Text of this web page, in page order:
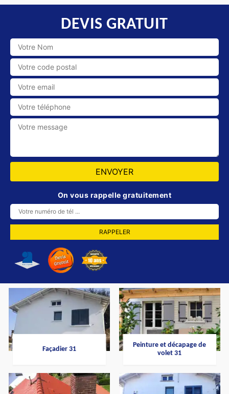
DEVIS GRATUIT
On vous rappelle gratuitement
Façadier 31
Peinture et décapage de
volet 31